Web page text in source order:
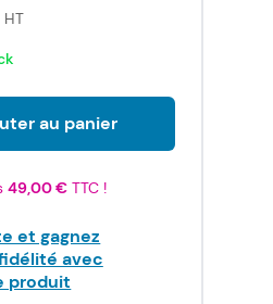
HT
au panier
49,00 €TTC !
et gagnez
avec
produit